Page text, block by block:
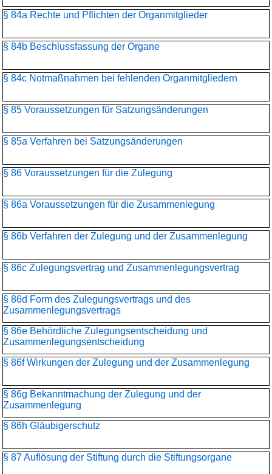
§ 84a Rechte und Pflichten der Organmitglieder
§ 84b Beschlussfassung der Organe
§ 84c Notmaßnahmen bei fehlenden Organmitgliedern
§ 85 Voraussetzungen für Satzungsänderungen
§ 85a Verfahren bei Satzungsänderungen
§ 86 Voraussetzungen für die Zulegung
§ 86a Voraussetzungen für die Zusammenlegung
§ 86b Verfahren der Zulegung und der Zusammenlegung
§ 86c Zulegungsvertrag und Zusammenlegungsvertrag
§ 86d Form des Zulegungsvertrags und des
Zusammenlegungsvertrags
§ 86e Behördliche Zulegungsentscheidung und
Zusammenlegungs­entscheidung
§ 86f Wirkungen der Zulegung und der Zusammenlegung
§ 86g Bekanntmachung der Zulegung und der
Zusammenlegung
§ 86h Gläubigerschutz
§ 87 Auflösung der Stiftung durch die Stiftungsorgane